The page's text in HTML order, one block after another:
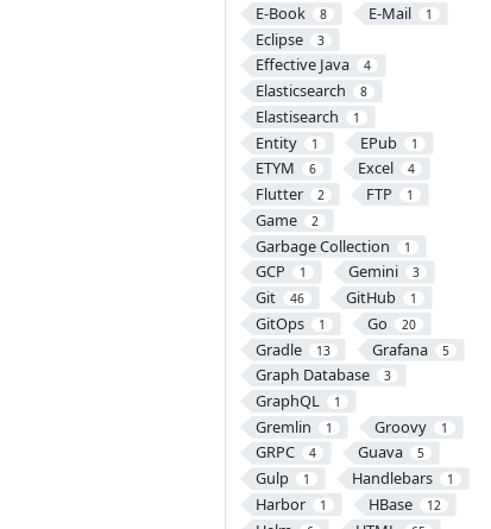
E-Book 8 E-Mail 1
Eclipse 3
Effective Java 4
Elasticsearch 8
Elastisearch 1
Entity 1 EPub 1
ETYM 6 Excel 4
Flutter 2 FTP 1
Game 2
Garbage Collection 1
GCP 1 Gemini 3
Git 46 GitHub 1
GitOps 1 Go 20
Gradle 13 Grafana 5
Graph Database 3
GraphQL 1
Gremlin 1 Groovy 1
GRPC 4 Guava 5
Gulp 1 Handlebars 1
Harbor 1 HBase 12